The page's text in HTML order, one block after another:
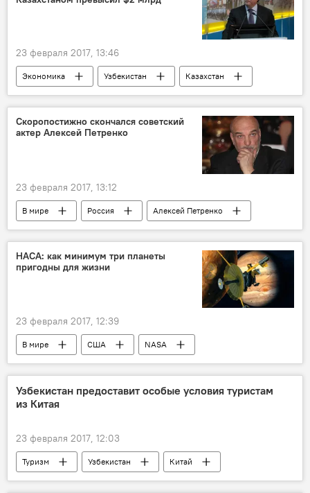
23 февраля 2017, 13:46
Экономика Узбекистан
Казахстан
Аскар Мамин
товарооборот
межправительственные консультации
Скоропостижно скончался советский
актер Алексей Петренко
23 февраля 2017, 13:12
В мире Россия
Алексей Петренко
актер
НАСА: как минимум три планеты
пригодны для жизни
23 февраля 2017, 12:39
В мире США
NASA
Космос
планета
Узбекистан предоставит особые условия туристам
из Китая
23 февраля 2017, 12:03
Туризм Узбекистан
Китай
Туризм
Шелковый путь
виза